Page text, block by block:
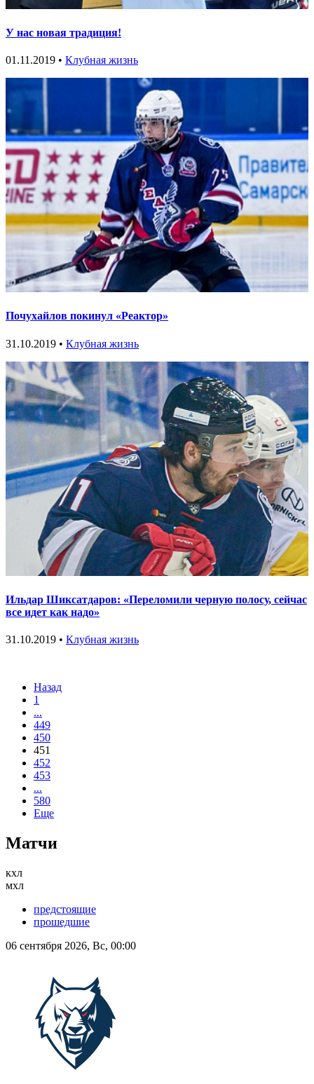
У нас новая традиция!
01.11.2019 • Клубная жизнь
Почухайлов покинул «Реактор»
31.10.2019 • Клубная жизнь
Ильдар Шиксатдаров: «Переломили черную полосу, сейчас
все идет как надо»
31.10.2019 • Клубная жизнь
Назад
1
...
449
450
451
452
453
...
580
Еще
Матчи
кхл
мхл
предстоящие
прошедшие
06 сентября 2026, Вс, 00:00